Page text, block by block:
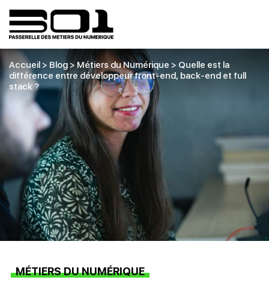
Accueil > Blog >Métiers du Numérique > Quelle est la
différence entre développeur front-end, back-end et full
stack ?
MÉTIERS DU NUMÉRIQUE